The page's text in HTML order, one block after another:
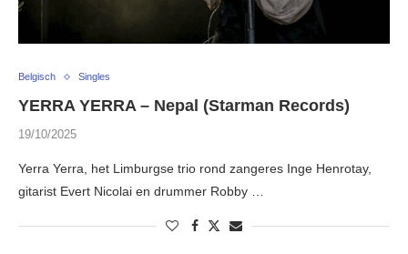
Belgisch Singles
YERRA YERRA – Nepal (Starman Records)
19/10/2025
Yerra Yerra, het Limburgse trio rond zangeres Inge Henrotay,
gitarist Evert Nicolai en drummer Robby …